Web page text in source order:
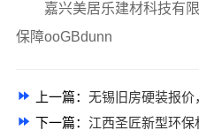
嘉兴美居乐建材科技有
保障ooGBdunn
上一篇： 无锡旧房硬装报
下一篇： 江西圣匠新型环保材料有